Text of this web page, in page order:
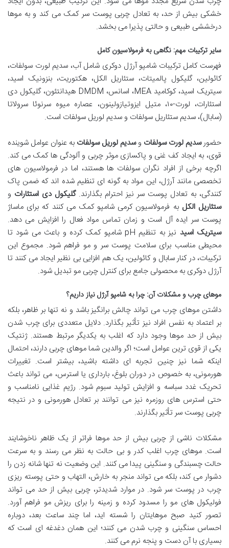
خشکی بیش از حد، به تعادل چربی پوست سر کمک می کند و به موها
درخششی طبیعی و حالتی پذیرا می بخشد.
سایر ترکیبات مهم: نگاهی به فرمولاسیون کامل
فهرست کامل ترکیبات شامپو آرژل دوکری شامل آب، سدیم لورت سولفات،
کائولین، گلیکول پالمیتات، ستئاریل الکل، هکتوریت، بنزونیک اسید،
سیتریک اسید، کوکامید MEA، اسانس، DMDM هیدانتئون، گلیکول دی
استئارات، لورت-۱۰، متیل ایزوتیازولینون، عصاره میوه سرنوئا سرولاتا
(سابال)، سدیم ستئاریل سولفات و سدیم لوریل سولفات است.
حضورسدیم لورت سولفات وسدیم لوریل سولفات به عنوان عوامل شوینده
قوی، به ایجاد کف غنی و پاکسازی موثر چربی و آلودگی ها کمک می کند.
اگرچه برخی از افراد نگران سولفات ها هستند، اما در فرمولاسیون های
تخصصی مانند آرژل، این مواد به گونه ای تنظیم شده اند که ضمن پاک
کنندگی، به تعادل پوست سر نیز احترام بگذارند.گلیکول دی استئارات و
ستئاریل الکل به فرمولاسیون کرمی شامپو کمک می کنند که برای ماساژ
پوست سر ایده آل است و زمان تماس مواد فعال را افزایش می دهد.
سیتریک اسید
نیز به تنظیم pH شامپو کمک کرده و باعث می شود تا
محیطی مناسب برای سلامت پوست سر و مو فراهم شود. مجموع این
ترکیبات، در کنار سابال و کائولین، یک هم افزایی بی نظیر ایجاد می کنند تا
آرژل دوکری به محصولی جامع برای کنترل چربی مو تبدیل شود.
موهای چرب و مشکلات آن: چرا به شامپو آرژل نیاز داریم؟
داشتن موهای چرب می تواند چالش برانگیز باشد و نه تنها بر ظاهر، بلکه
بر اعتماد به نفس افراد نیز تأثیر بگذارد. دلایل متعددی برای چرب شدن
بیش از حد موها وجود دارد که اغلب به یکدیگر مرتبط هستند. ژنتیک
یکی از قوی ترین عوامل است؛ اگر والدین شما موهای چربی دارند، احتمال
اینکه شما نیز چنین تجربه ای داشته باشید، بیشتر است. تغییرات
هورمونی، به خصوص در دوران بلوغ، بارداری یا استرس، می تواند باعث
تحریک غدد سباسه و افزایش تولید سبوم شود. رژیم غذایی نامناسب و
حتی استرس های روزمره نیز می توانند بر تعادل هورمونی و در نتیجه
چربی پوست سر تأثیر بگذارند.
مشکلات ناشی از چربی بیش از حد موها فراتر از یک ظاهر ناخوشایند
است. موهای چرب اغلب کدر و بی حالت به نظر می رسند و به سرعت
حالت چسبندگی و سنگینی پیدا می کنند. این وضعیت نه تنها شانه زدن را
دشوار می کند، بلکه می تواند منجر به خارش، التهاب و حتی پوسته ریزی
چرب در پوست سر شود. در موارد شدیدتر، چربی بیش از حد می تواند
فولیکول های مو را مسدود کرده و زمینه را برای ریزش مو فراهم آورد.
تصور کنید صبح موهایتان را شسته اید، اما چند ساعت بعد، دوباره
احساس سنگینی و چرب شدن می کنند؛ این همان دغدغه ای است که
بسیاری با آن دست و پنجه نرم می کنند.